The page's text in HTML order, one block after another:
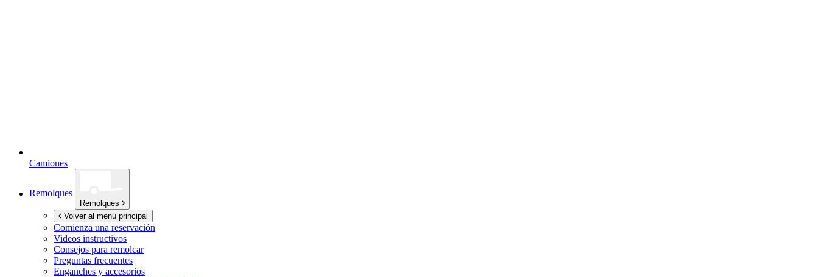
Camiones
Remolques
Remolques
Volver al menú principal
Comienza una reservación
Videos instructivos
Consejos para remolcar
Preguntas frecuentes
Enganches y accesorios